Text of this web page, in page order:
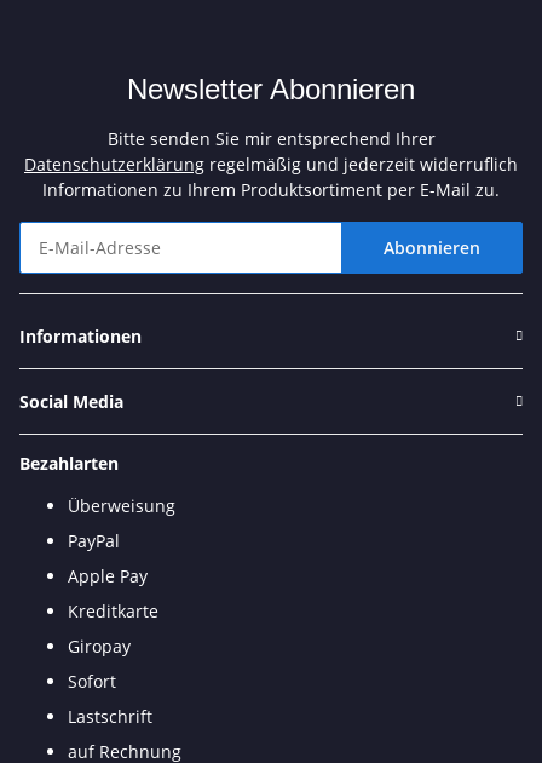
Newsletter Abonnieren
Bitte senden Sie mir entsprechend Ihrer
Datenschutzerklärung regelmäßig und jederzeit widerruflich
Informationen zu Ihrem Produktsortiment per E-Mail zu.
Abonnieren
Informationen
Social Media
Bezahlarten
Überweisung
PayPal
Apple Pay
Kreditkarte
Giropay
Sofort
Lastschrift
auf Rechnung